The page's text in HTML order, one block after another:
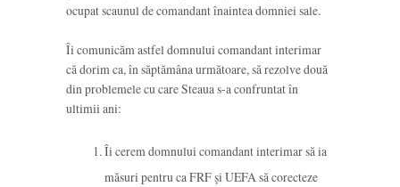
ocupat scaunul de comandant înaintea domniei sale.
Îi comunicăm astfel domnului comandant interimar
că dorim ca, în săptămâna următoare, să rezolve două
din problemele cu care Steaua s-a confruntat în
ultimii ani:
Îi cerem domnului comandant interimar să ia
măsuri pentru ca FRF și UEFA să corecteze